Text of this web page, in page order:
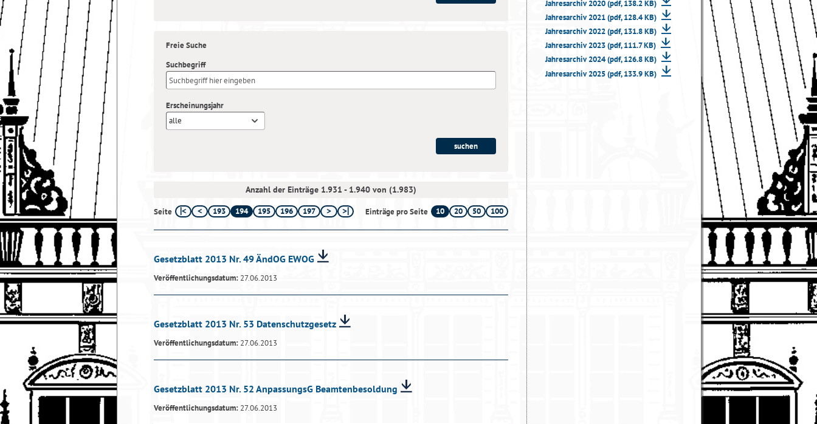
Freie Suche
Suchbegriff
Erscheinungsjahr
alle
Anzahl der Einträge 1.931 - 1.940 von (1.983)
Seite 193 194 195 196 197 Einträge pro Seite 10 20 50 100
Gesetzblatt 2013 Nr. 49 ÄndOG EWOG
Veröffentlichungsdatum: 27.06.2013
Gesetzblatt 2013 Nr. 53 Datenschutzgesetz
Veröffentlichungsdatum: 27.06.2013
Gesetzblatt 2013 Nr. 52 AnpassungsG Beamtenbesoldung
Veröffentlichungsdatum: 27.06.2013
Jahresarchiv 2020 (pdf, 138.2 KB)
Jahresarchiv 2021 (pdf, 128.4 KB)
Jahresarchiv 2022 (pdf, 131.8 KB)
Jahresarchiv 2023 (pdf, 111.7 KB)
Jahresarchiv 2024 (pdf, 126.8 KB)
Jahresarchiv 2025 (pdf, 133.9 KB)